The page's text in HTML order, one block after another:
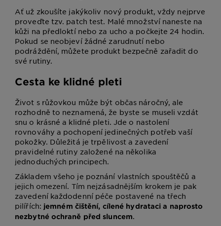
Ať už zkoušíte jakýkoliv nový produkt, vždy nejprve
proveďte tzv. patch test. Malé množství naneste na
kůži na předloktí nebo za ucho a počkejte 24 hodin.
Pokud se neobjeví žádné zarudnutí nebo
podráždění, můžete produkt bezpečně zařadit do
své rutiny.
Cesta ke klidné pleti
Život s růžovkou může být občas náročný, ale
rozhodně to neznamená, že byste se museli vzdát
snu o krásné a klidné pleti. Jde o nastolení
rovnováhy a pochopení jedinečných potřeb vaší
pokožky. Důležitá je trpělivost a zavedení
pravidelné rutiny založené na několika
jednoduchých principech.
Základem všeho je poznání vlastních spouštěčů a
jejich omezení. Tím nejzásadnějším krokem je pak
zavedení každodenní péče postavené na třech
pilířích: jemném čištění, cílené hydrataci a naprosto
nezbytné ochraně před sluncem.